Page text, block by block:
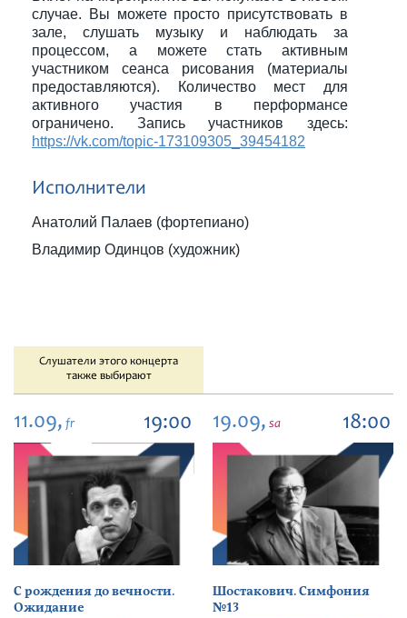
случае. Вы можете просто присутствовать в
зале, слушать музыку и наблюдать за
процессом, а можете стать активным
участником сеанса рисования (материалы
предоставляются). Количество мест для
активного участия в перформансе
ограничено. Запись участников здесь:
https://vk.com/topic-173109305_39454182
Исполнители
Анатолий Палаев (фортепиано)
Владимир Одинцов (художник)
Слушатели этого концерта
также выбирают
11.09, fr 19:00
С рождения до вечности.
Ожидание
19.09, sa 18:00
Шостакович. Симфония
№13